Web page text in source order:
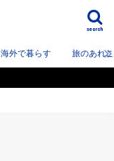
search
海外で暮らす 旅のあれ